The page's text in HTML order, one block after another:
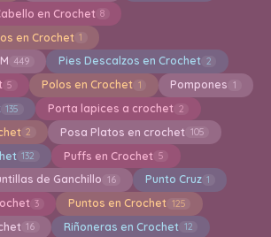
en Crochet 8
en Crochet 1
449 Pies Descalzos en Crochet 2
5 Polos en Crochet 1 Pompones 1
135 Porta lapices a crochet 2
2 Posa Platos en crochet 105
132 Puffs en Crochet 5
de Ganchillo 16 Punto Cruz 1
3 Puntos en Crochet 125
16 Riñoneras en Crochet 12